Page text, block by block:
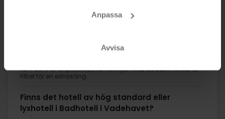
Anpassa
Avvisa
för familjer med två barn?
rum som är anpassade för familjer med ett barn. Använd
filtret för en extrasäng.
Finns det hotell av hög standard eller
lyxhotell i Badhotell i Vadehavet?